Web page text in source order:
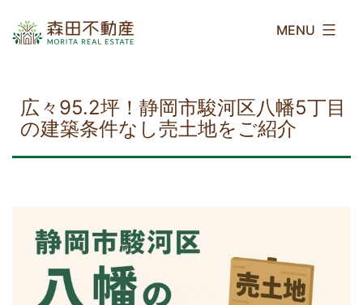
田
産広々95.2坪！静岡市駿河区八幡5丁目
の建築条件なし売土地をご紹介